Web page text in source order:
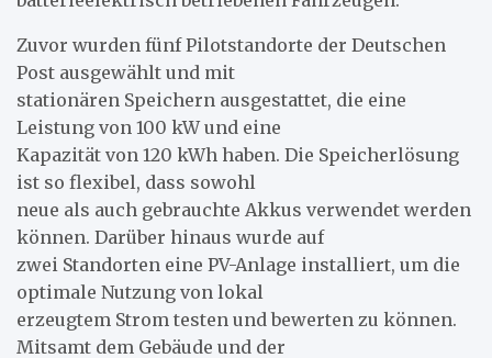
Zuvor wurden fünf Pilotstandorte der Deutschen
Post ausgewählt und mit
stationären Speichern ausgestattet, die eine
Leistung von 100 kW und eine
Kapazität von 120 kWh haben. Die Speicherlösung
ist so flexibel, dass sowohl
neue als auch gebrauchte Akkus verwendet werden
können. Darüber hinaus wurde auf
zwei Standorten eine PV-Anlage installiert, um die
optimale Nutzung von lokal
erzeugtem Strom testen und bewerten zu können.
Mitsamt dem Gebäude und der